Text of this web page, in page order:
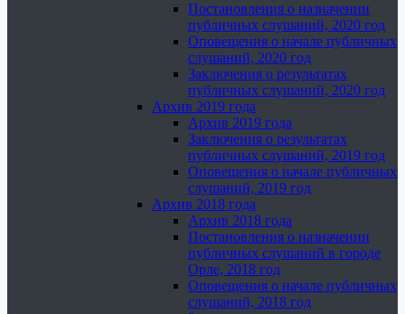
Постановления о назначении
публичных слушаний, 2020 год
Оповещения о начале публичных
слушаний, 2020 год
Заключения о результатах
публичных слушаний, 2020 год
Архив 2019 года
Архив 2019 года
Заключения о результатах
публичных слушаний, 2019 год
Оповещения о начале публичных
слушаний, 2019 год
Архив 2018 года
Архив 2018 года
Постановления о назначении
публичных слушаний в городе
Орле, 2018 год
Оповещения о начале публичных
слушаний, 2018 год